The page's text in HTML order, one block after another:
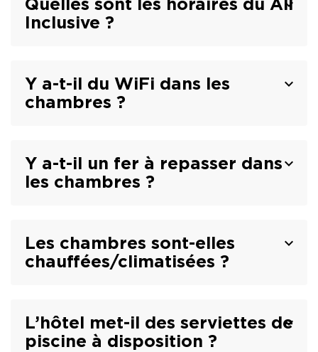
Inclusive ?
Y a-t-il du WiFi dans les
chambres ?
Y a-t-il un fer à repasser dans
les chambres ?
Les chambres sont-elles
chauffées/climatisées ?
L’hôtel met-il des serviettes de
piscine à disposition ?